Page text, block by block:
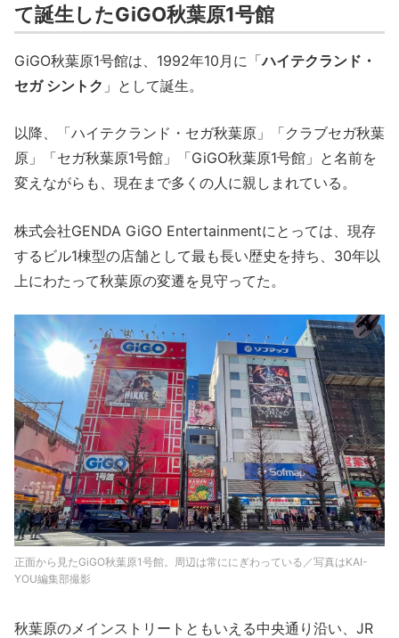
て誕生したGiGO秋葉原1号館
GiGO秋葉原1号館は、1992年10月に「ハイテクランド・
セガ シントク 」として誕生。
以降、「ハイテクランド・セガ秋葉原」「クラブセガ秋葉
原」「セガ秋葉原1号館」「GiGO秋葉原1号館」と名前を
変えながらも、現在まで多くの人に親しまれている。
株式会社GENDA GiGO Entertainmentにとっては、現存
するビル1棟型の店舗として最も長い歴史を持ち、30年以
上にわたって秋葉原の変遷を見守ってた。
正面から見たGiGO秋葉原1号館。周辺は常ににぎわっている／写真はKAI-
YOU編集部撮影
秋葉原のメインストリートともいえる中央通り沿い、JR